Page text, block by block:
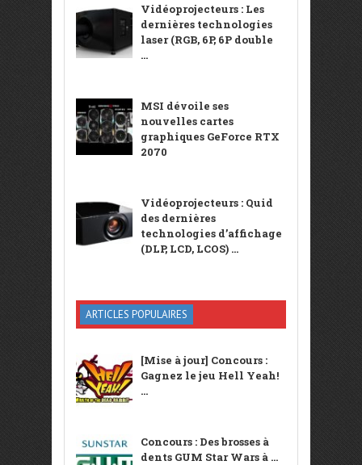
Vidéoprojecteurs : Les
dernières technologies
laser (RGB, 6P, 6P double
...
MSI dévoile ses
nouvelles cartes
graphiques GeForce RTX
2070
Vidéoprojecteurs : Quid
des dernières
technologies d’affichage
(DLP, LCD, LCOS) ...
ARTICLES POPULAIRES
[Mise à jour] Concours :
Gagnez le jeu Hell Yeah!
...
Concours : Des brosses à
dents GUM Star Wars à ...